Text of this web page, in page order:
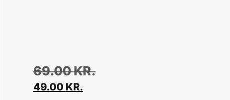
69.00KR.
49.00 KR.